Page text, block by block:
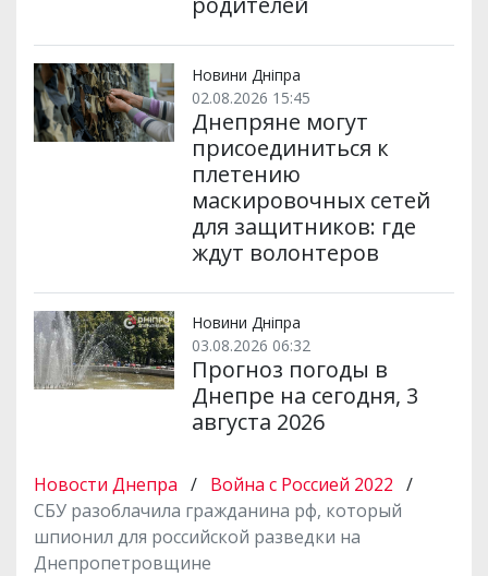
Новини Дніпра
02.08.2026 15:45
Днепряне могут
присоединиться к
плетению
маскировочных сетей
для защитников: где
ждут волонтеров
Новини Дніпра
03.08.2026 06:32
Прогноз погоды в
Днепре на сегодня, 3
августа 2026
Новости Днепра / Война с Россией 2022 /
СБУ разоблачила гражданина рф, который
шпионил для российской разведки на
Днепропетровщине